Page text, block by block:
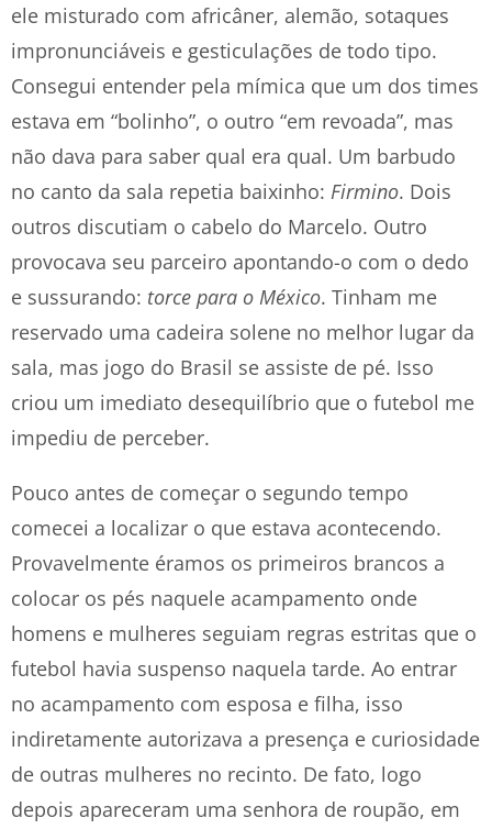
ele misturado com africâner, alemão, sotaques
impronunciáveis e gesticulações de todo tipo.
Consegui entender pela mímica que um dos times
estava em “bolinho”, o outro “em revoada”, mas
não dava para saber qual era qual. Um barbudo
no canto da sala repetia baixinho: Firmino. Dois
outros discutiam o cabelo do Marcelo. Outro
provocava seu parceiro apontando-o com o dedo
e sussurando: torce para o México. Tinham me
reservado uma cadeira solene no melhor lugar da
sala, mas jogo do Brasil se assiste de pé. Isso
criou um imediato desequilíbrio que o futebol me
impediu de perceber.
Pouco antes de começar o segundo tempo
comecei a localizar o que estava acontecendo.
Provavelmente éramos os primeiros brancos a
colocar os pés naquele acampamento onde
homens e mulheres seguiam regras estritas que o
futebol havia suspenso naquela tarde. Ao entrar
no acampamento com esposa e filha, isso
indiretamente autorizava a presença e curiosidade
de outras mulheres no recinto. De fato, logo
depois apareceram uma senhora de roupão, em